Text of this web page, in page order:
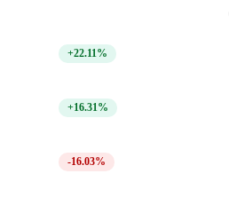
+22.11%
+16.31%
-16.03%